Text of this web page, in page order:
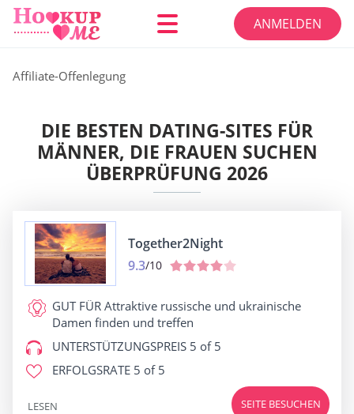
ANMELDEN
Affiliate-Offenlegung
DIE BESTEN DATING-SITES FÜR
MÄNNER, DIE FRAUEN SUCHEN
ÜBERPRÜFUNG 2026
Together2Night
9.3/10
GUT FÜR Attraktive russische und ukrainische
Damen finden und treffen
UNTERSTÜTZUNGSPREIS 5 of 5
ERFOLGSRATE 5 of 5
SEITE BESUCHEN
LESEN